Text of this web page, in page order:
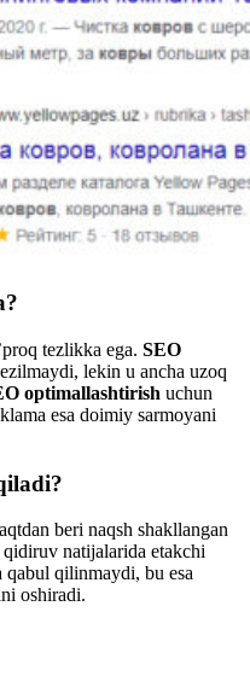
tezlikka ega. SEO
lekin u ancha uzoq
optimallashtirish uchun
esa doimiy sarmoyani
beri naqsh shakllangan
natijalarida etakchi
qabul qilinmaydi, bu esa
oshiradi.